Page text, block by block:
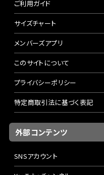
ご利用ガイド
サイズチャート
メンバーズアプリ
このサイトについて
プライバシーポリシー
特定商取引法に基づく表記
外部コンテンツ
SNSアカウント